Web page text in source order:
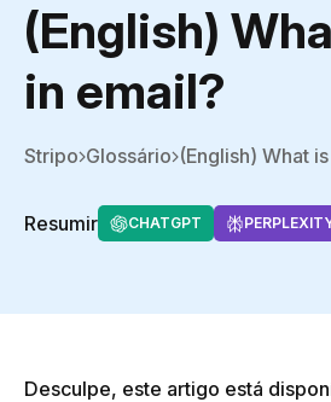
(English)
in email?
Stripo Glossário (English) What
Resumir CHATGPT
Desculpe, este artigo está